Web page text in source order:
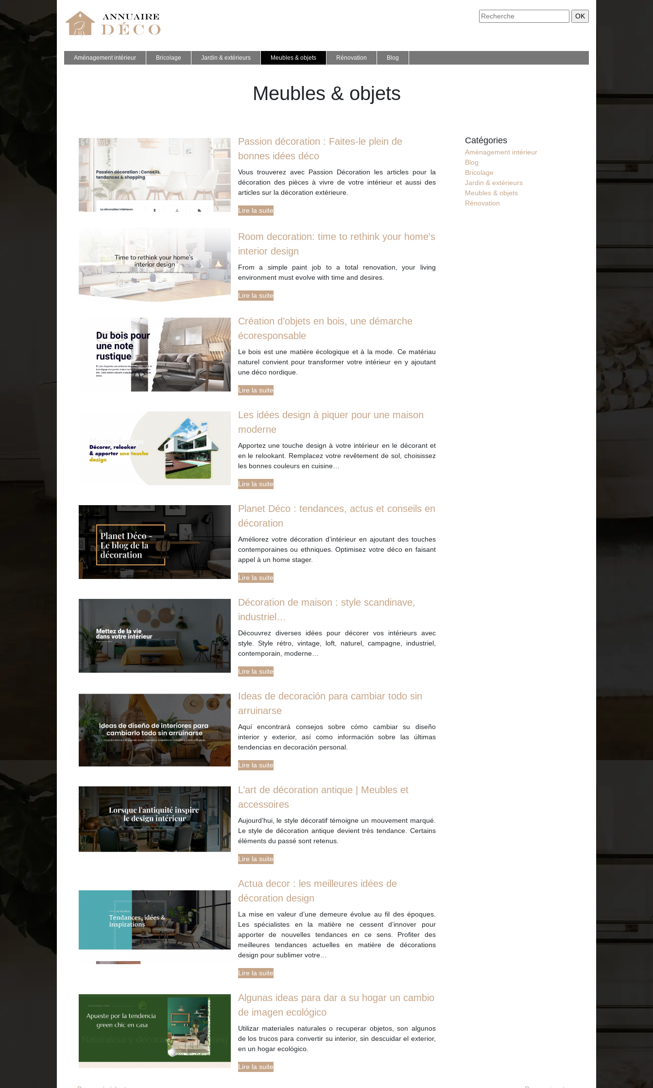
Aménagement intérieur Bricolage Jardin & extérieurs Meubles & objets Rénovation Blog
Meubles & objets
Passion décoration : Faites-le plein de
bonnes idées déco
Vous trouverez avec Passion Décoration les articles pour la
décoration des pièces à vivre de votre intérieur et aussi des
articles sur la décoration extérieure.
Lire la suite
Room decoration: time to rethink your home’s
interior design
From a simple paint job to a total renovation, your living
environment must evolve with time and desires.
Lire la suite
Création d’objets en bois, une démarche
écoresponsable
Le bois est une matière écologique et à la mode. Ce matériau
naturel convient pour transformer votre intérieur en y ajoutant
une déco nordique.
Lire la suite
Les idées design à piquer pour une maison
moderne
Apportez une touche design à votre intérieur en le décorant et
en le relookant. Remplacez votre revêtement de sol, choisissez
les bonnes couleurs en cuisine…
Lire la suite
Planet Déco : tendances, actus et conseils en
décoration
Améliorez votre décoration d’intérieur en ajoutant des touches
contemporaines ou ethniques. Optimisez votre déco en faisant
appel à un home stager.
Lire la suite
Décoration de maison : style scandinave,
industriel…
Découvrez diverses idées pour décorer vos intérieurs avec
style. Style rétro, vintage, loft, naturel, campagne, industriel,
contemporain, moderne…
Lire la suite
Ideas de decoración para cambiar todo sin
arruinarse
Aquí encontrará consejos sobre cómo cambiar su diseño
interior y exterior, así como información sobre las últimas
tendencias en decoración personal.
Lire la suite
L’art de décoration antique | Meubles et
accessoires
Aujourd’hui, le style décoratif témoigne un mouvement marqué.
Le style de décoration antique devient très tendance. Certains
éléments du passé sont retenus.
Lire la suite
Actua decor : les meilleures idées de
décoration design
La mise en valeur d’une demeure évolue au fil des époques.
Les spécialistes en la matière ne cessent d’innover pour
apporter de nouvelles tendances en ce sens. Profiter des
meilleures tendances actuelles en matière de décorations
design pour sublimer votre…
Lire la suite
Algunas ideas para dar a su hogar un cambio
de imagen ecológico
Utilizar materiales naturales o recuperar objetos, son algunos
de los trucos para convertir su interior, sin descuidar el exterior,
en un hogar ecológico.
Lire la suite
Catégories
Aménagement intérieur
Blog
Bricolage
Jardin & extérieurs
Meubles & objets
Rénovation